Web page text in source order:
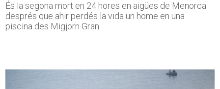
És la segona mort en 24 hores en aigües de Menorca
després que ahir perdés la vida un home en una
piscina des Migjorn Gran